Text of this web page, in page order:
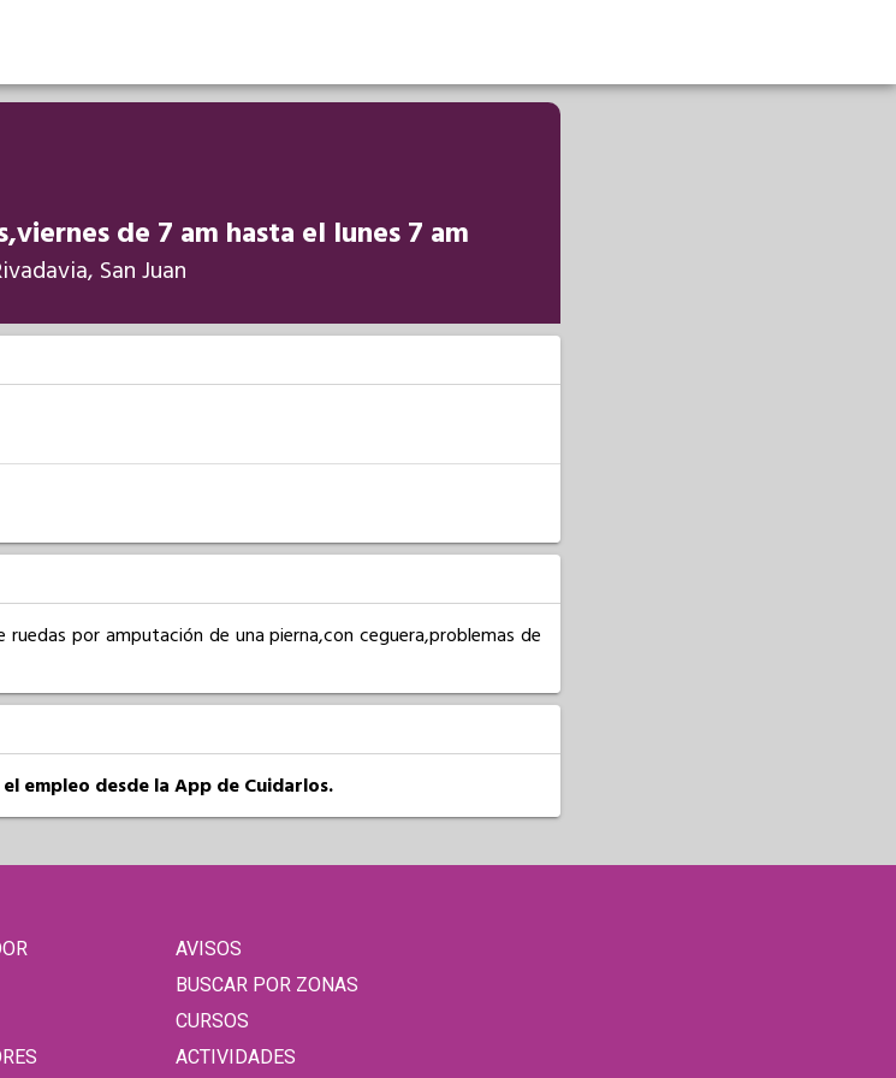
de 7 am hasta el lunes 7 am
San Juan
por amputación de una pierna,con ceguera,problemas de
empleo desde la App de Cuidarlos.
AVISOS
BUSCAR POR ZONAS
CURSOS
ACTIVIDADES